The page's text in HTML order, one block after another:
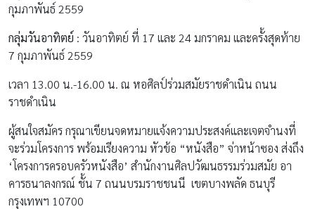
กุมภาพันธ์ 2559
กลุ่มวันอาทิตย์ : วันอาทิตย์ ที่ 17 และ 24 มกราคม และครั้งสุดท้าย
7 กุมภาพันธ์ 2559
เวลา 13.00 น.-16.00 น. ณ หอศิลป์ร่วมสมัยราชดำเนิน ถนน
ราชดำเนิน
ผู้สนใจสมัคร กรุณาเขียนจดหมายแจ้งความประสงค์และเจตจำนงที่
จะร่วมโครงการ พร้อมเรียงความ หัวข้อ “หนังสือ” จ่าหน้าซอง ส่งถึง
‘โครงการครอบครัวหนังสือ’ สำนักงานศิลปวัฒนธรรมร่วมสมัย อา
คารธนาลงกรณ์ ชั้น 7 ถนนบรมราชชนนี เขตบางพลัด ธนบุรี
กรุงเทพฯ 10700